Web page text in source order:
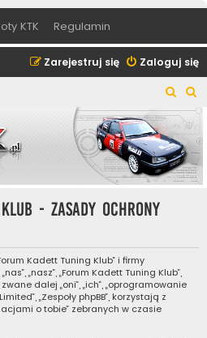
KTK Regulamin
Zaloguj się
Zarejestruj się
z
u
k
z
u
k
a
- Zasady ochrony
Kadett Tuning Klub” i firmy
„nasz”, „Forum Kadett Tuning Klub”,
dalej „oni”, „ich”, „oprogramowanie
„Zespoły phpBB”, korzystają z
o tobie” zebranych w czasie